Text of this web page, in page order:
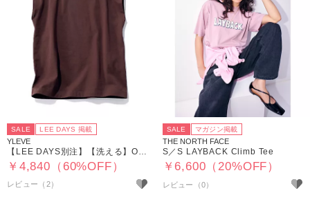
SALE LEE DAYS 掲載
YLEVE
￥4,840（60%OFF）
レビュー（2）
SALE マガジン掲載
THE NORTH FACE
S／S LAYBACK Climb Tee
￥6,600（20%OFF）